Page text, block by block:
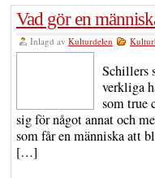
Vad gör en
Inlagd av Kulturdelen
Schillers
verkliga
som true
sig för något annat och
som får en människa att
[…]